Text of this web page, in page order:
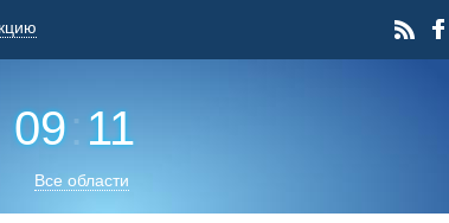
09: 11
Все области